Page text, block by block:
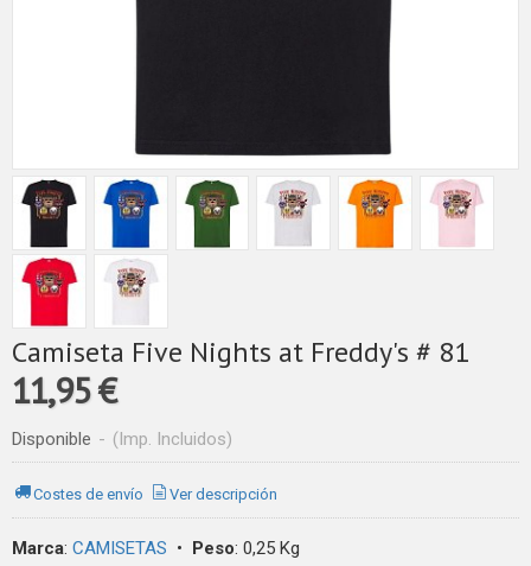
Camiseta Five Nights at Freddy's # 81
11,95 €
Disponible - (Imp. Incluidos)
Costes de envío Ver descripción
Marca: CAMISETAS • Peso: 0,25 Kg